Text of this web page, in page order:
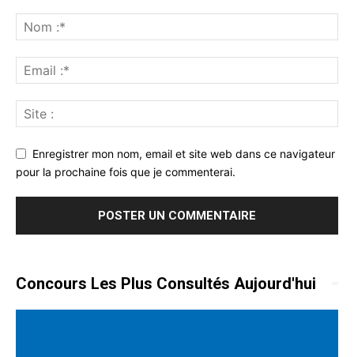
Enregistrer mon nom, email et site web dans ce navigateur
pour la prochaine fois que je commenterai.
Concours Les Plus Consultés Aujourd'hui